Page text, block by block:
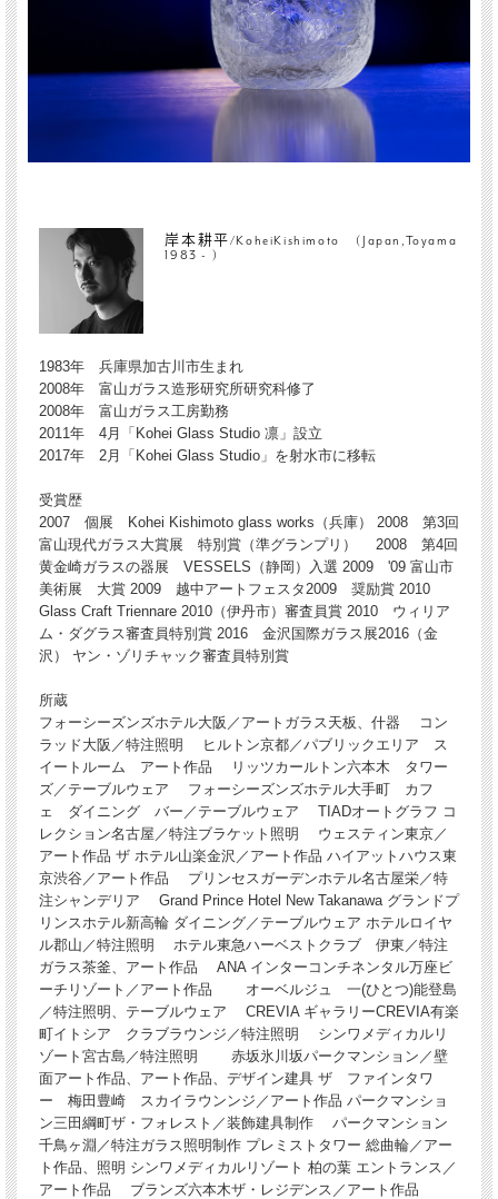
岸本耕平/KoheiKishimoto (Japan,Toyama
1983 - )
1983年 兵庫県加古川市生まれ
2008年 富山ガラス造形研究所研究科修了
2008年 富山ガラス工房勤務
2011年 4月「Kohei Glass Studio 凛」設立
2017年 2月「Kohei Glass Studio」を射水市に移転
受賞歴
2007 個展 Kohei Kishimoto glass works（兵庫） 2008 第3回
富山現代ガラス大賞展 特別賞（準グランプリ） 2008 第4回
黄金崎ガラスの器展 VESSELS（静岡）入選 2009 '09 富山市
美術展 大賞 2009 越中アートフェスタ2009 奨励賞 2010
Glass Craft Triennare 2010（伊丹市）審査員賞 2010 ウィリア
ム・ダグラス審査員特別賞 2016 金沢国際ガラス展2016（金
沢） ヤン・ゾリチャック審査員特別賞
所蔵
フォーシーズンズホテル大阪／アートガラス天板、什器 コン
ラッド大阪／特注照明 ヒルトン京都／パブリックエリア ス
イートルーム アート作品 リッツカールトン六本木 タワー
ズ／テーブルウェア フォーシーズンズホテル大手町 カフ
ェ ダイニング バー／テーブルウェア TIADオートグラフ コ
レクション名古屋／特注ブラケット照明 ウェスティン東京／
アート作品 ザ ホテル山楽金沢／アート作品 ハイアットハウス東
京渋谷／アート作品 プリンセスガーデンホテル名古屋栄／特
注シャンデリア Grand Prince Hotel New Takanawa グランドプ
リンスホテル新高輪 ダイニング／テーブルウェア ホテルロイヤ
ル郡山／特注照明 ホテル東急ハーベストクラブ 伊東／特注
ガラス茶釜、アート作品 ANA インターコンチネンタル万座ビ
ーチリゾート／アート作品 オーベルジュ 一(ひとつ)能登島
／特注照明、テーブルウェア CREVIA ギャラリーCREVIA有楽
町イトシア クラブラウンジ／特注照明 シンワメディカルリ
ゾート宮古島／特注照明 赤坂氷川坂パークマンション／壁
面アート作品、アート作品、デザイン建具 ザ ファインタワ
ー 梅田豊崎 スカイラウンンジ／アート作品 パークマンショ
ン三田綱町ザ・フォレスト／装飾建具制作 パークマンション
千鳥ヶ淵／特注ガラス照明制作 プレミストタワー 総曲輪／アー
ト作品、照明 シンワメディカルリゾート 柏の葉 エントランス／
アート作品 ブランズ六本木ザ・レジデンス／アート作品